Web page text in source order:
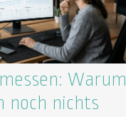
Warum
noch nichts